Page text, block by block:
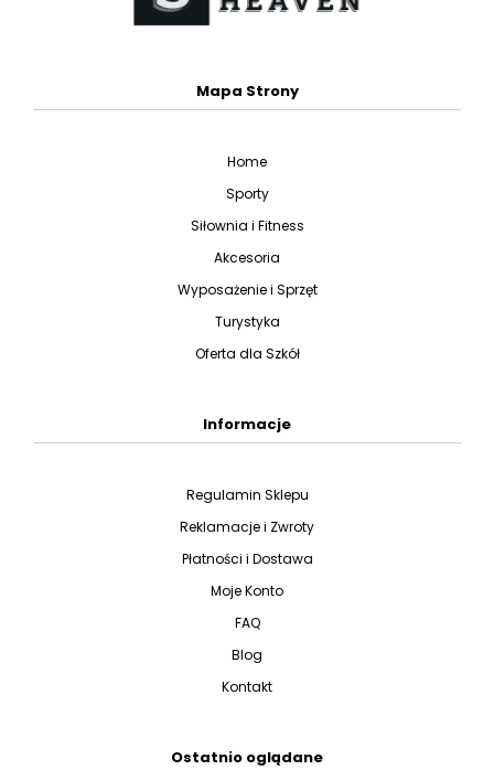
Mapa Strony
Home
Sporty
Siłownia i Fitness
Akcesoria
Wyposażenie i Sprzęt
Turystyka
Oferta dla Szkół
Informacje
Regulamin Sklepu
Reklamacje i Zwroty
Płatności i Dostawa
Moje Konto
FAQ
Blog
Kontakt
Ostatnio oglądane